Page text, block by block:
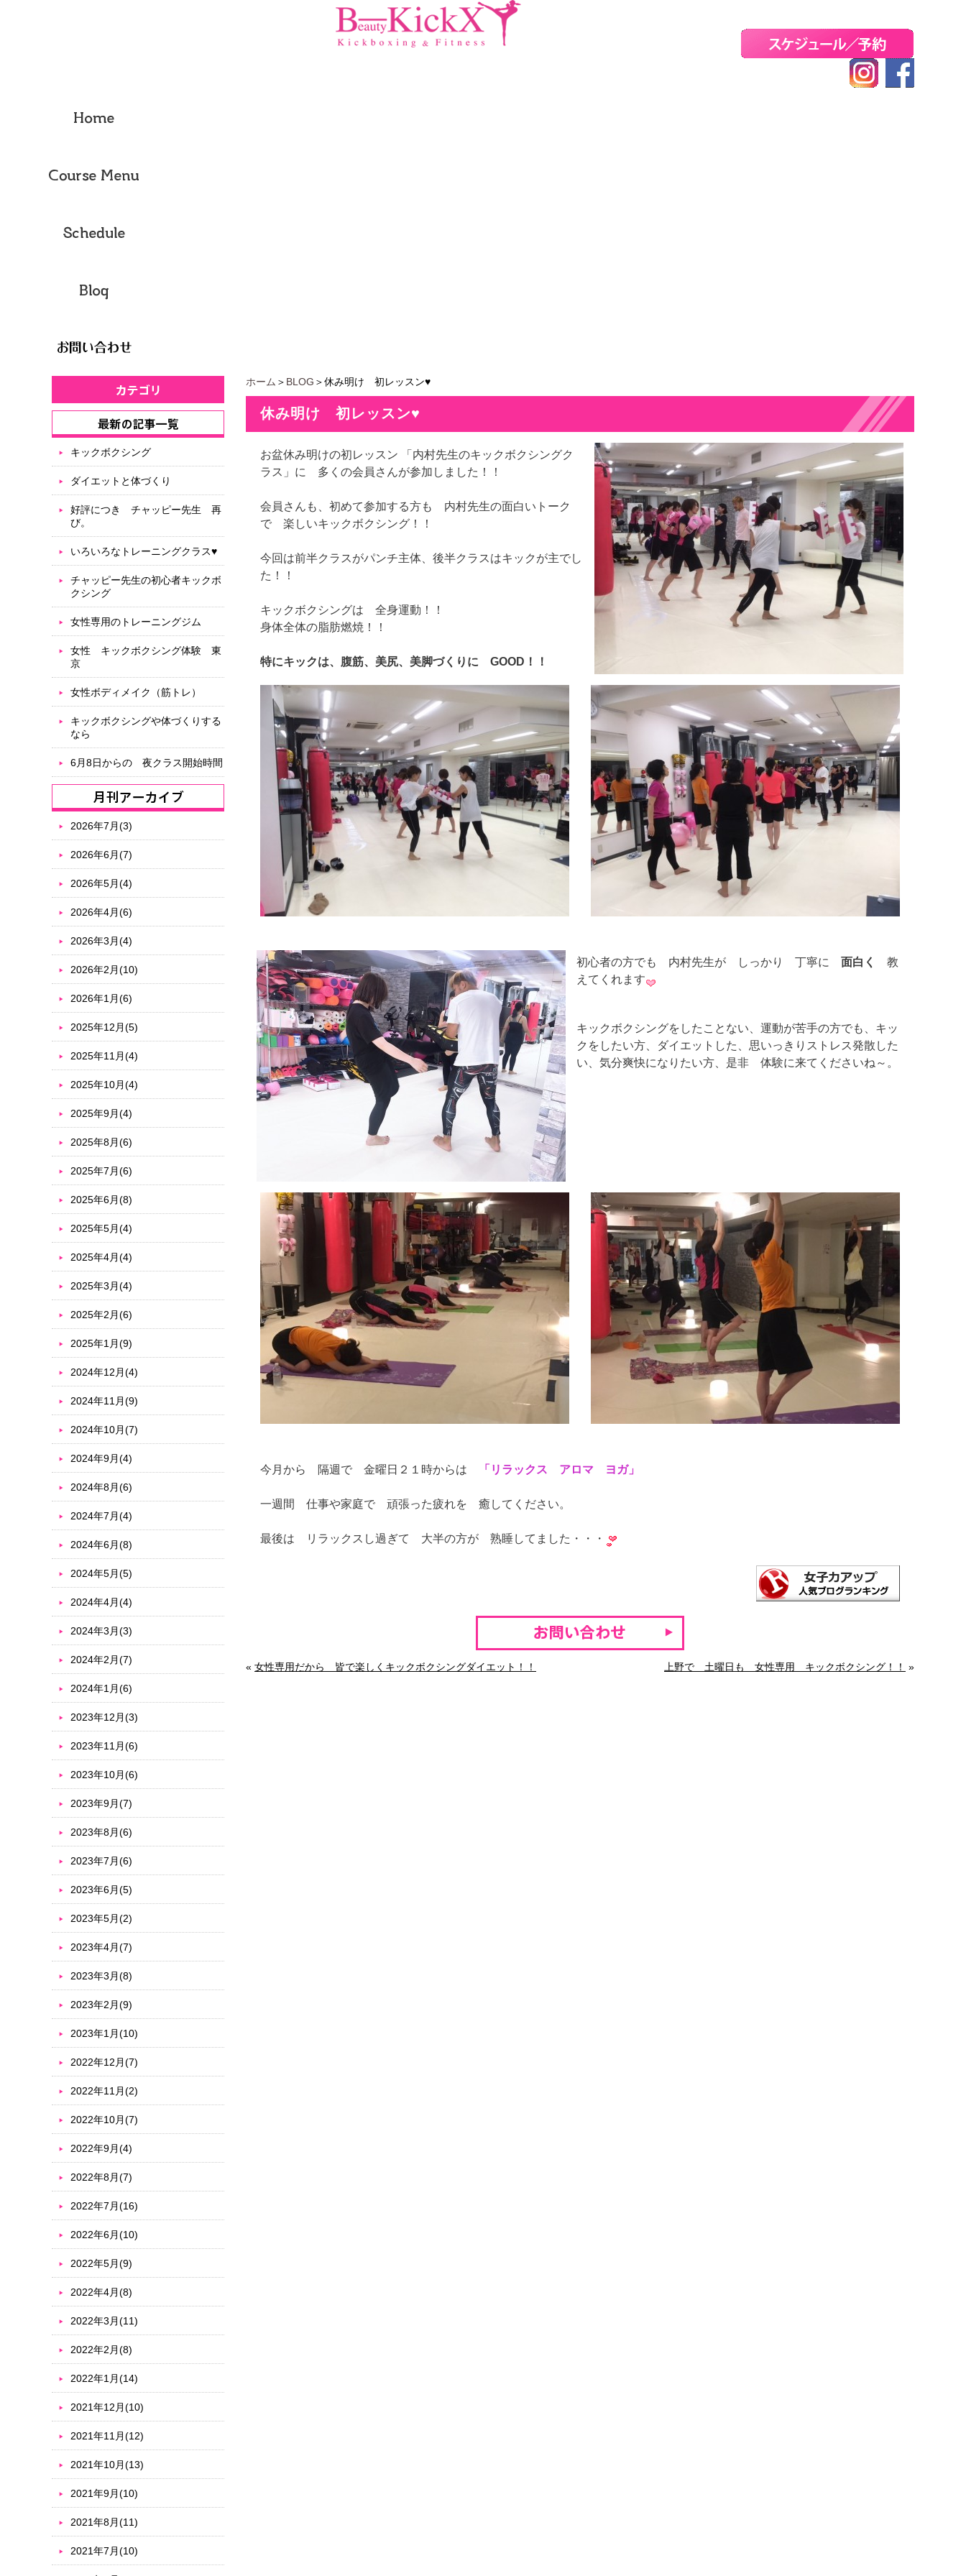
ホーム ＞ BLOG ＞休み明け 初レッスン♥
休み明け 初レッスン♥
お盆休み明けの初レッスン 「内村先生のキックボクシングク
ラス」に 多くの会員さんが参加しました！！
会員さんも、初めて参加する方も 内村先生の面白いトーク
で 楽しいキックボクシング！！
今回は前半クラスがパンチ主体、後半クラスはキックが主でし
た！！
キックボクシングは 全身運動！！
身体全体の脂肪燃焼！！
特にキックは、腹筋、美尻、美脚づくりに GOOD！！
初心者の方でも 内村先生が しっかり 丁寧に 面白く
教
えてくれます
キックボクシングをしたことない、運動が苦手の方でも、キッ
クをしたい方、ダイエットした、思いっきりストレス発散した
い、気分爽快になりたい方、是非 体験に来てくださいね～。
今月から 隔週で 金曜日２１時からは 「リラックス アロマ ヨガ」
一週間 仕事や家庭で 頑張った疲れを 癒してください。
最後は リラックスし過ぎて 大半の方が 熟睡してました・・・
« 女性専用だから 皆で楽しくキックボクシングダイエット！！ 上野で 土曜日も 女性専用 キックボクシング！！ »
キックボクシング
ダイエットと体づくり
好評につき チャッピー先生 再
び。
いろいろなトレーニングクラス♥
チャッピー先生の初心者キックボ
クシング
女性専用のトレーニングジム
女性 キックボクシング体験 東
京
女性ボディメイク（筋トレ）
キックボクシングや体づくりする
なら
6月8日からの 夜クラス開始時間
2026年7月(3)
2026年6月(7)
2026年5月(4)
2026年4月(6)
2026年3月(4)
2026年2月(10)
2026年1月(6)
2025年12月(5)
2025年11月(4)
2025年10月(4)
2025年9月(4)
2025年8月(6)
2025年7月(6)
2025年6月(8)
2025年5月(4)
2025年4月(4)
2025年3月(4)
2025年2月(6)
2025年1月(9)
2024年12月(4)
2024年11月(9)
2024年10月(7)
2024年9月(4)
2024年8月(6)
2024年7月(4)
2024年6月(8)
2024年5月(5)
2024年4月(4)
2024年3月(3)
2024年2月(7)
2024年1月(6)
2023年12月(3)
2023年11月(6)
2023年10月(6)
2023年9月(7)
2023年8月(6)
2023年7月(6)
2023年6月(5)
2023年5月(2)
2023年4月(7)
2023年3月(8)
2023年2月(9)
2023年1月(10)
2022年12月(7)
2022年11月(2)
2022年10月(7)
2022年9月(4)
2022年8月(7)
2022年7月(16)
2022年6月(10)
2022年5月(9)
2022年4月(8)
2022年3月(11)
2022年2月(8)
2022年1月(14)
2021年12月(10)
2021年11月(12)
2021年10月(13)
2021年9月(10)
2021年8月(11)
2021年7月(10)